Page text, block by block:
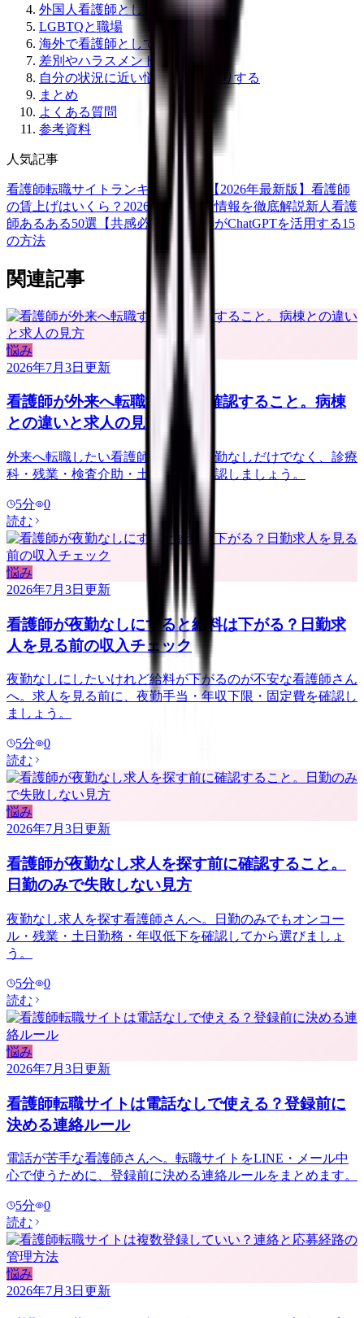
外国人看護師として日本で働く
LGBTQと職場
海外で看護師として働きたい
差別やハラスメントを受けた時
自分の状況に近い悩みから深掘りする
まとめ
よくある質問
参考資料
人気記事
看護師転職サイトランキングTOP5【2026年最新版】 看護師
の賃上げはいくら？2026年度の最新情報を徹底解説新人看護
師あるある50選【共感必至】
看護師がChatGPTを活用する15
の方法
関連記事
悩み
2026年7月3日 更新
看護師が外来へ転職する前に確認すること。病棟
との違いと求人の見方
外来へ転職したい看護師さんへ。夜勤なしだけでなく、診療
科・残業・検査介助・土曜勤務を確認しましょう。
5分
0
読む
悩み
2026年7月3日 更新
看護師が夜勤なしにすると給料は下がる？日勤求
人を見る前の収入チェック
夜勤なしにしたいけれど給料が下がるのが不安な看護師さん
へ。求人を見る前に、夜勤手当・年収下限・固定費を確認し
ましょう。
5分
0
読む
悩み
2026年7月3日 更新
看護師が夜勤なし求人を探す前に確認すること。
日勤のみで失敗しない見方
夜勤なし求人を探す看護師さんへ。日勤のみでもオンコー
ル・残業・土日勤務・年収低下を確認してから選びましょ
う。
5分
0
読む
悩み
2026年7月3日 更新
看護師転職サイトは電話なしで使える？登録前に
決める連絡ルール
電話が苦手な看護師さんへ。転職サイトをLINE・メール中
心で使うために、登録前に決める連絡ルールをまとめます。
5分
0
読む
悩み
2026年7月3日 更新